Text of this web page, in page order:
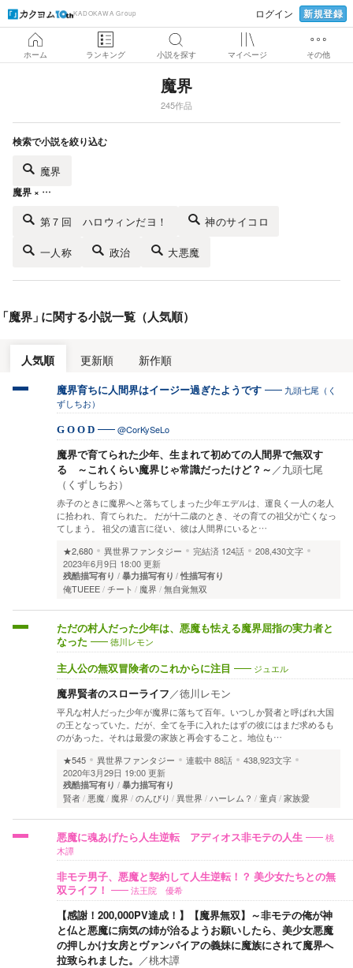
KADOKAWA Group ログイン 新規登録
ホーム ランキング 小説を探す マイページ その他
魔界
245作品
検索で小説を絞り込む
魔界
魔界 × …
第７回 ハロウィンだヨ！ 神のサイコロ
一人称 政治 大悪魔
魔界 」に関する小説一覧（人気順）
人気順 更新順 新作順
魔界育ちに人間界はイージー過ぎたようです
九頭七尾（く
ずしちお）
G O O D @CorKySeLo
魔界で育てられた少年、生まれて初めての人間界で無双す
る ～これくらい魔界じゃ常識だったけど？～ ／九頭七尾
（くずしちお）
赤子のときに魔界へと落ちてしまった少年エデルは、運良く一人の老人
に拾われ、育てられた。 だが十二歳のとき、その育ての祖父が亡くなっ
てしまう。 祖父の遺言に従い、彼は人間界にいると…
★2,680
異世界ファンタジー 完結済 124話
208,430文字
2023年6月9日 18:00 更新
残酷描写有り 暴力描写有り 性描写有り
俺TUEEE チート 魔界 無自覚無双
ただの村人だった少年は、悪魔も怯える魔界屈指の実力者と
なった
徳川レモン
主人公の無双冒険者のこれからに注目 ジュエル
魔界賢者のスローライフ／徳川レモン
平凡な村人だった少年が魔界に落ちて百年。いつしか賢者と呼ばれ大国
の王となっていた。だが、全てを手に入れたはずの彼にはまだ求めるも
のがあった。それは最愛の家族と再会すること。地位も…
★545
異世界ファンタジー 連載中 88話
438,923文字
2020年3月29日 19:00 更新
残酷描写有り 暴力描写有り
賢者 悪魔 魔界 のんびり 異世界 ハーレム？ 童貞 家族愛
悪魔に魂あげたら人生逆転 アディオス非モテの人生
桃
木譚
非モテ男子、悪魔と契約して人生逆転！？ 美少女たちとの無
双ライフ！
法王院 優希
【感謝！200,000PV達成！】【魔界無双】～非モテの俺が神
と仏と悪魔に病気の姉が治るようお願いしたら、美少女悪魔
の押しかけ女房とヴァンパイアの義妹に魔族にされて魔界へ
拉致られました。 ／桃木譚